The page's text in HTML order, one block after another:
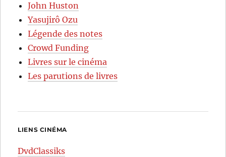
John Huston
Yasujirô Ozu
Légende des notes
Crowd Funding
Livres sur le cinéma
Les parutions de livres
LIENS CINÉMA
DvdClassiks